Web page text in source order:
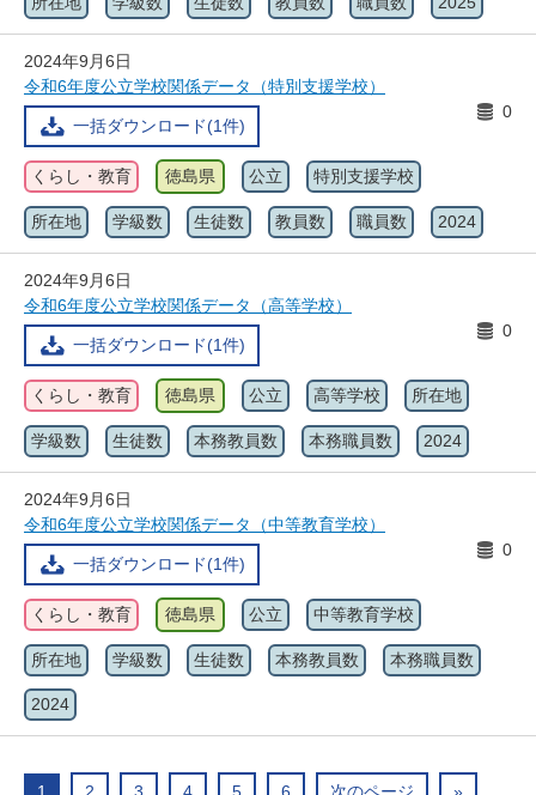
2024年9月6日
令和6年度公立学校関係データ（特別支援学校）
一括ダウンロード(1件)
0
くらし・教育 徳島県 公立 特別支援学校
所在地 学級数 生徒数 教員数 職員数 2024
2024年9月6日
令和6年度公立学校関係データ（高等学校）
一括ダウンロード(1件)
0
くらし・教育 徳島県 公立 高等学校 所在地
学級数 生徒数 本務教員数 本務職員数 2024
2024年9月6日
令和6年度公立学校関係データ（中等教育学校）
一括ダウンロード(1件)
0
くらし・教育 徳島県 公立 中等教育学校
所在地 学級数 生徒数 本務教員数 本務職員数
2024